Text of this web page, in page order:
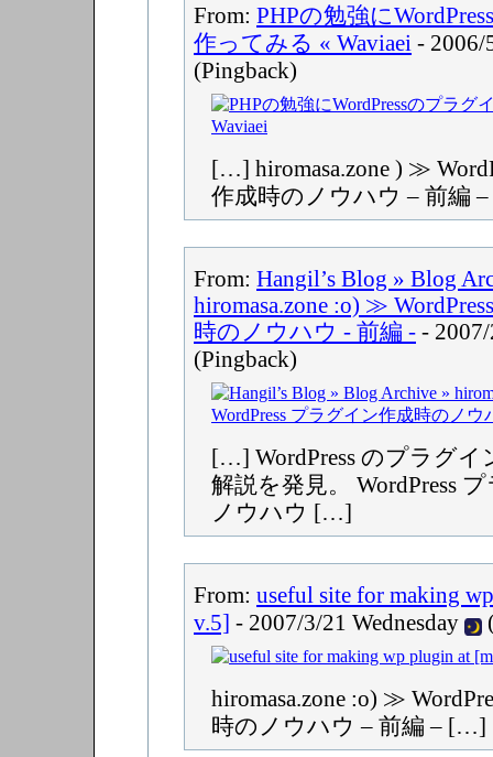
From: PHPの勉強に
作ってみる « Waviaei - 2006/
(Pingback)
[…] hiromasa.zone ) ≫
作成時のノウハウ – 前編
From: Hangil’s Blog » Blog
hiromasa.zone :o) ≫
時のノウハウ - 前編 - -
(Pingback)
[…] WordPress のプラグイ
解説を発見。 WordPress
ノウハウ […]
From: useful site for making
v.5] - 2007/3/21 Wednesday
hiromasa.zone :o) ≫
時のノウハウ – 前編 – […]